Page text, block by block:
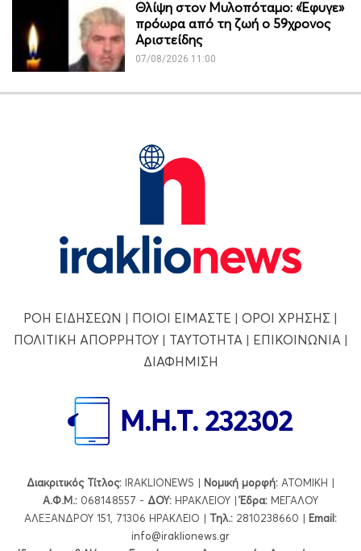
Θλίψη στον Μυλοπόταμο: «Έφυγε»
πρόωρα από τη ζωή ο 59χρονος
Αριστείδης
07/08/2026 11:00
ΡΟΗ ΕΙΔΗΣΕΩΝ | ΠΟΙΟΙ ΕΙΜΑΣΤΕ | ΟΡΟΙ ΧΡΗΣΗΣ |
ΠΟΛΙΤΙΚΗ ΑΠΟΡΡΗΤΟΥ| ΤΑΥΤΟΤΗΤΑ | ΕΠΙΚΟΙΝΩΝΙΑ |
ΔΙΑΦΗΜΙΣΗ
Διακριτικός Τίτλος: IRAKLIONEWS | Νομική μορφή: ΑΤΟΜΙΚΗ |
Α.Φ.Μ.: 068148557 - ΔΟΥ: ΗΡΑΚΛΕΙΟΥ |Έδρα: ΜΕΓΑΛΟΥ
ΑΛΕΞΑΝΔΡΟΥ 151, 71306 ΗΡΑΚΛΕΙΟ | Τηλ.: 2810238660 | Εmail:
info@iraklionews.gr